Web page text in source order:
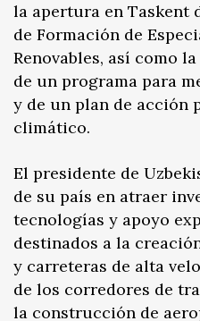
la apertura en Taskent
de Formación de
Renovables, así como
de un programa para
y de un plan de acción
climático.
El presidente de
de su país en atraer
tecnologías y apoyo
destinados a la
y carreteras de alta
de los corredores de
la construcción de